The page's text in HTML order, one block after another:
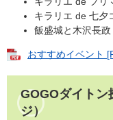
キラリエ de 七夕
飯盛城と木沢長政
おすすめイベント
GOGOダイトン
ジ）​